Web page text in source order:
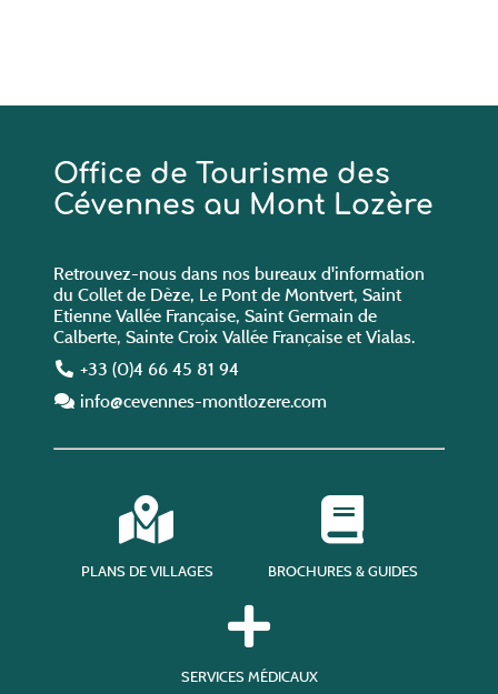
Office de Tourisme des
Cévennes au Mont Lozère
Retrouvez-nous dans nos bureaux d'information
du Collet de Dèze, Le Pont de Montvert, Saint
Etienne Vallée Française, Saint Germain de
Calberte, Sainte Croix Vallée Française et Vialas.
+33 (0)4 66 45 81 94
info@cevennes-montlozere.com
PLANS DE VILLAGES BROCHURES & GUIDES
SERVICES MÉDICAUX